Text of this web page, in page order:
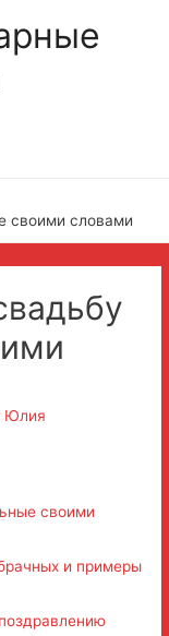
своими словами
Юлия
своими
и примеры